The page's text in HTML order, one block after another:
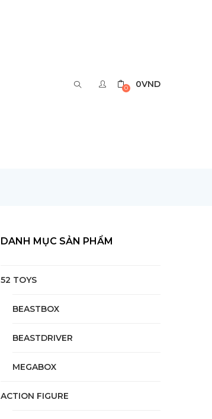
0 0VND
DANH MỤC SẢN PHẨM
52 TOYS
BEASTBOX
BEASTDRIVER
MEGABOX
ACTION FIGURE